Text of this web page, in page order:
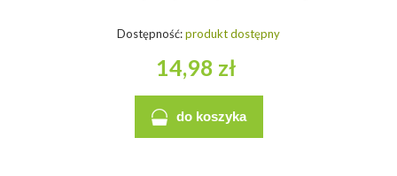
Dostępność:produkt dostępny
14,98 zł
do koszyka